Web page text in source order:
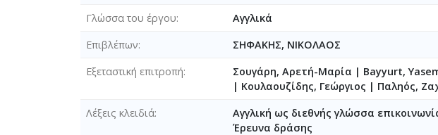
Γλώσσα του έργου
Αγγλικά
Επιβλέπων
ΣΗΦΑΚΗΣ, ΝΙΚΟΛΑΟΣ
Εξεταστική επιτροπή
Σουγάρη, Αρετή-Μαρία | Bayyurt,
| Κουλαουζίδης, Γεώργιος | Παληός,
Λέξεις κλειδιά
Αγγλική ως διεθνής γλώσσα
Έρευνα δράσης